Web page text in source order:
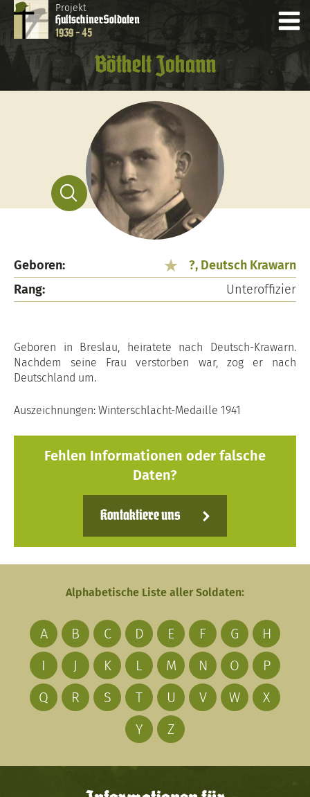
Projekt
HultschinerSoldaten
1939 - 45
Böthelt Johann
Geboren:
?, Deutsch Krawarn
Rang:
Unteroffizier
Geboren in Breslau, heiratete nach Deutsch-Krawarn.
Nachdem seine Frau verstorben war, zog er nach
Deutschland um.
Auszeichnungen: Winterschlacht-Medaille 1941
Fehlen Informationen oder falsche
Daten?
Kontaktiere uns
Alphabetische Liste aller Soldaten:
A B C D E F G
H
I
J K L M N O
P
Q
R S T U V W
X
Y
Z